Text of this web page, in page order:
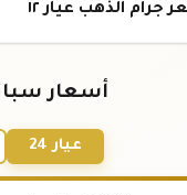
جرام الذهب عيار ١٢
أسعار
عيار 24